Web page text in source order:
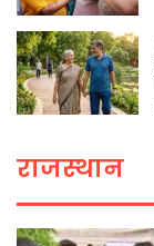
राजस्थान